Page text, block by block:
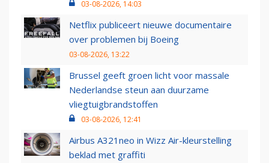
03-08-2026, 14:03
Netflix publiceert nieuwe documentaire
over problemen bij Boeing
03-08-2026, 13:22
Brussel geeft groen licht voor massale
Nederlandse steun aan duurzame
vliegtuigbrandstoffen
03-08-2026, 12:41
Airbus A321neo in Wizz Air-kleurstelling
beklad met graffiti